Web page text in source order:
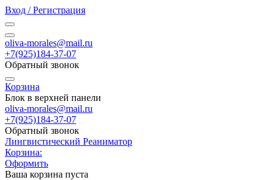
Вход / Регистрация
oliva-morales@mail.ru
+7(925)184-37-07
Обратный звонок
Корзина
Блок в верхней панели
oliva-morales@mail.ru
+7(925)184-37-07
Обратный звонок
Лингвистический Реаниматор
Корзина:
Оформить
Ваша корзина пуста